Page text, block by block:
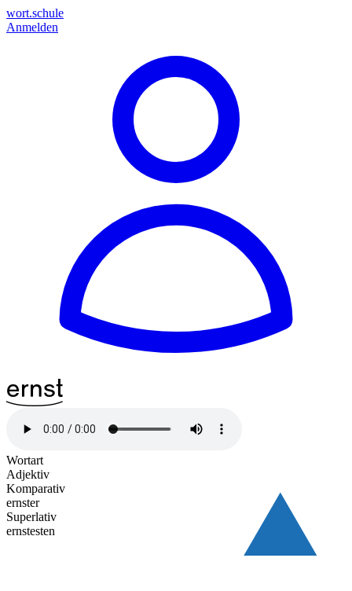
wort.schule
Anmelden
^29ernst
Wortart
Adjektiv
Komparativ
ernster
Superlativ
ernstesten